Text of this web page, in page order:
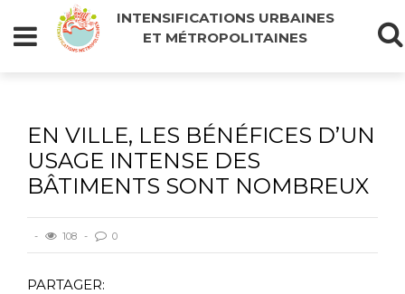
INTENSIFICATIONS URBAINES
ET MÉTROPOLITAINES
EN VILLE, LES BÉNÉFICES D’UN
USAGE INTENSE DES
BÂTIMENTS SONT NOMBREUX
108 0
PARTAGER: